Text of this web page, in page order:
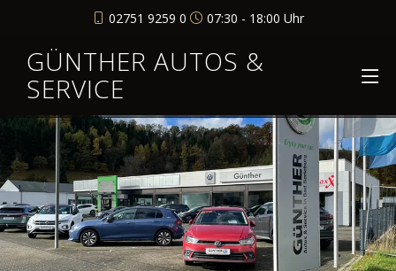
02751 9259 0 07:30 - 18:00 Uhr
GÜNTHER AUTOS &
SERVICE